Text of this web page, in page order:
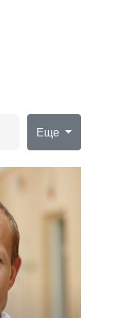
Еще